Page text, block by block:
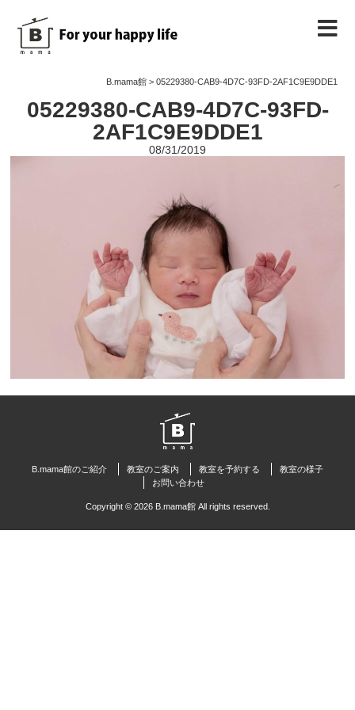
B.mama館> 05229380-CAB9-4D7C-93FD-2AF1C9E9DDE1
05229380-CAB9-4D7C-93FD-
2AF1C9E9DDE1
08/31/2019
B.mama館のご紹介 教室のご案内 教室を予約する
教室の様子
お問い合わせ
Copyright © 2026 B.mama館 All rights reserved.
教室のご案内
ノート
お問い合わせ